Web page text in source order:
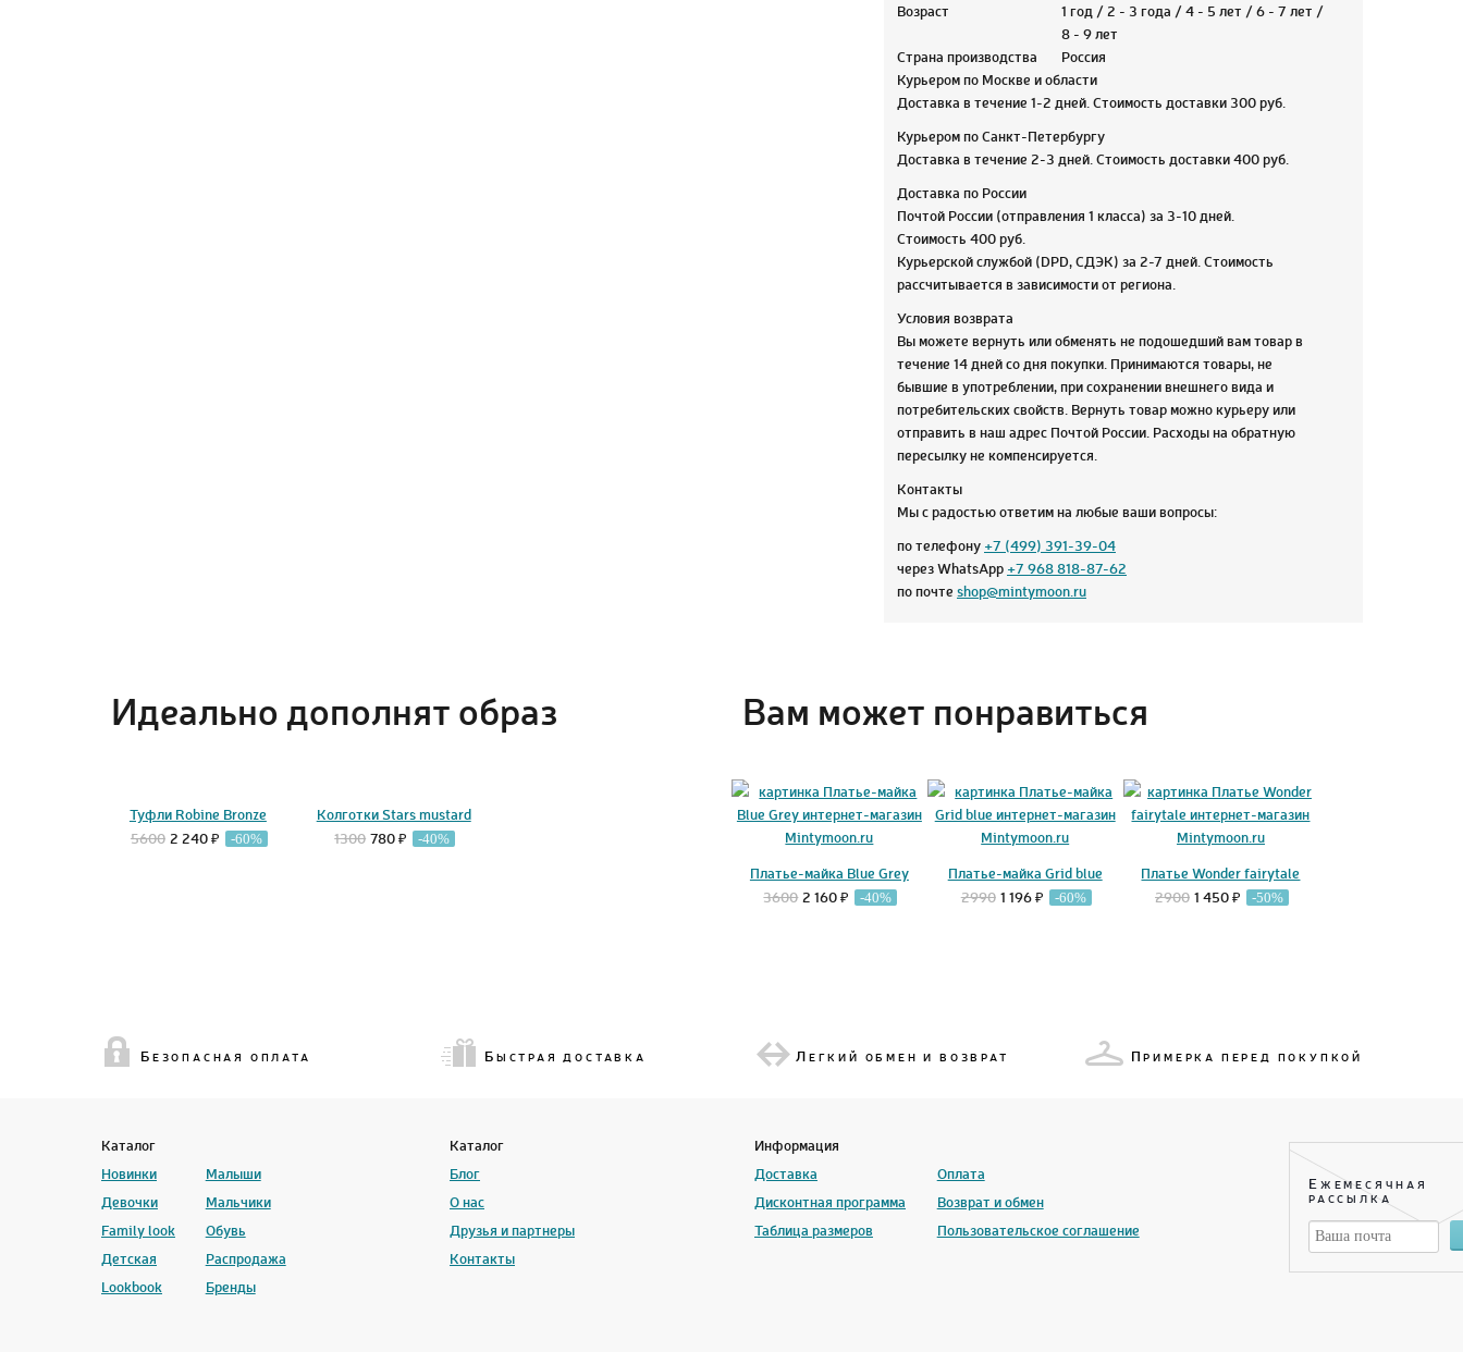
Возраст
1 год / 2 - 3 года / 4 - 5 лет / 6 - 7 лет /
8 - 9 лет
Страна производства
Россия
Курьером по Москве и области
Доставка в течение 1-2 дней. Стоимость доставки 300 руб.
Курьером по Санкт-Петербургу
Доставка в течение 2-3 дней. Стоимость доставки 400 руб.
Доставка по России
Почтой России (отправления 1 класса) за 3-10 дней.
Стоимость 400 руб.
Курьерской службой (DPD, СДЭК) за 2-7 дней. Стоимость
рассчитывается в зависимости от региона.
Условия возврата
Вы можете вернуть или обменять не подошедший вам товар в
течение 14 дней со дня покупки. Принимаются товары, не
бывшие в употреблении, при сохранении внешнего вида и
потребительских свойств. Вернуть товар можно курьеру или
отправить в наш адрес Почтой России. Расходы на обратную
пересылку не компенсируется.
Контакты
Мы с радостью ответим на любые ваши вопросы:
по телефону +7 (499) 391-39-04
через WhatsApp +7 968 818-87-62
по почте shop@mintymoon.ru
Идеально дополнят образ
Туфли Robine Bronze
5600 2 240 ₽ -60%
Колготки Stars mustard
1300 780 ₽ -40%
Вам может понравиться
Платье-майка Blue Grey
3600 2 160 ₽ -40%
Платье-майка Grid blue
2990 1 196 ₽ -60%
Платье Wonder fairytale
2900 1 450 ₽ -50%
Б ЕЗОПАСНАЯ ОПЛАТА Б ЫСТРАЯ ДОСТАВКА Л ЕГКИЙ ОБМЕН И ВОЗВРАТ ПРИМЕРКА ПЕРЕД ПОКУПКОЙ
Е ЖЕМЕСЯЧНАЯ
РАССЫЛКА
Каталог
Новинки
Малыши
Девочки
Мальчики
Family look
Обувь
Детская
Распродажа
Lookbook
Бренды
Каталог
Блог
О нас
Друзья и партнеры
Контакты
Информация
Доставка
Оплата
Дисконтная программа
Возврат и обмен
Таблица размеров
Пользовательское соглашение